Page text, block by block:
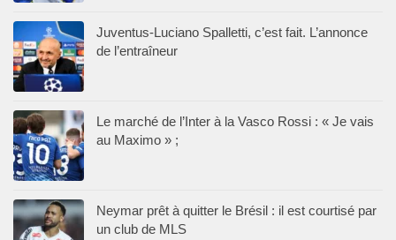
Juventus-Luciano Spalletti, c’est fait. L’annonce
de l’entraîneur
Le marché de l’Inter à la Vasco Rossi : « Je vais
au Maximo » ;
Neymar prêt à quitter le Brésil : il est courtisé par
un club de MLS